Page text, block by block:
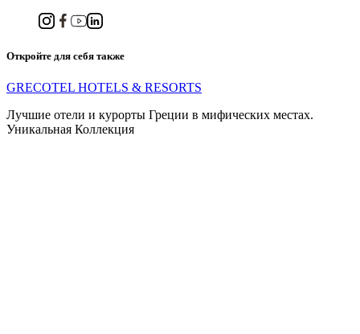
Откройте для себя также
GRECOTEL HOTELS & RESORTS
Лучшие отели и курорты Греции в мифических местах.
Уникальная Коллекция